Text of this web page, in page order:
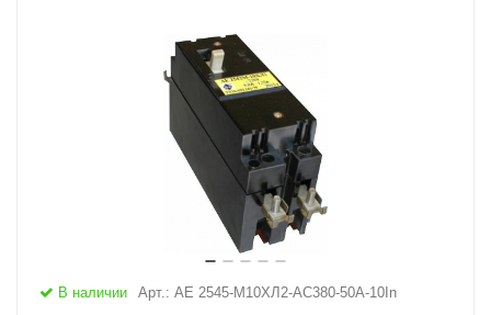
В наличии Арт.: АЕ 2545-М10ХЛ2-AC380-50А-10In